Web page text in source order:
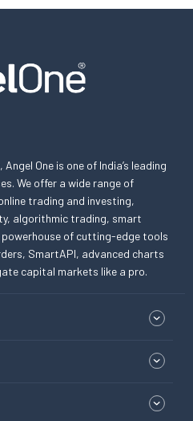
One is one of India’s leading
We offer a wide range of
trading and investing,
algorithmic trading, smart
of cutting-edge tools
SmartAPI, advanced charts
capital markets like a pro.